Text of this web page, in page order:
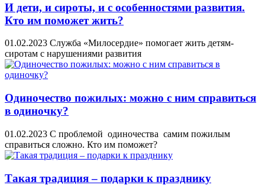
И дети, и сироты, и с особенностями развития.
Кто им поможет жить?
01.02.2023 Служба «Милосердие» помогает жить детям-
сиротам с нарушениями развития
Одиночество пожилых: можно с ним справиться
в одиночку?
01.02.2023 С проблемой одиночества самим пожилым
справиться сложно. Кто им поможет?
Такая традиция – подарки к празднику